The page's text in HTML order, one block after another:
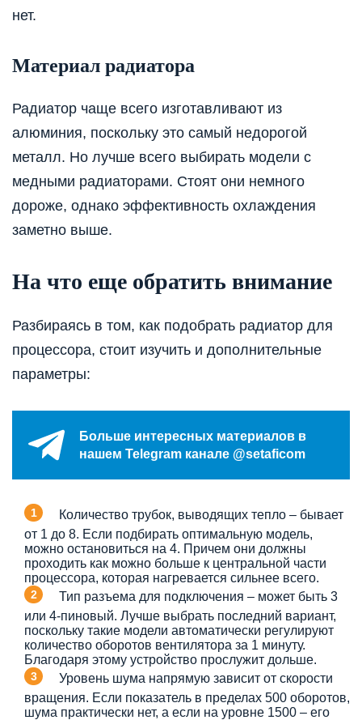
нет.
Материал радиатора
Радиатор чаще всего изготавливают из
алюминия, поскольку это самый недорогой
металл. Но лучше всего выбирать модели с
медными радиаторами. Стоят они немного
дороже, однако эффективность охлаждения
заметно выше.
На что еще обратить внимание
Разбираясь в том, как подобрать радиатор для
процессора, стоит изучить и дополнительные
параметры:
Больше интересных материалов в
нашем Telegram канале @setaficom
Количество трубок, выводящих тепло – бывает
от 1 до 8. Если подбирать оптимальную модель,
можно остановиться на 4. Причем они должны
проходить как можно больше к центральной части
процессора, которая нагревается сильнее всего.
Тип разъема для подключения – может быть 3
или 4-пиновый. Лучше выбрать последний вариант,
поскольку такие модели автоматически регулируют
количество оборотов вентилятора за 1 минуту.
Благодаря этому устройство прослужит дольше.
Уровень шума напрямую зависит от скорости
вращения. Если показатель в пределах 500 оборотов,
шума практически нет, а если на уровне 1500 – его